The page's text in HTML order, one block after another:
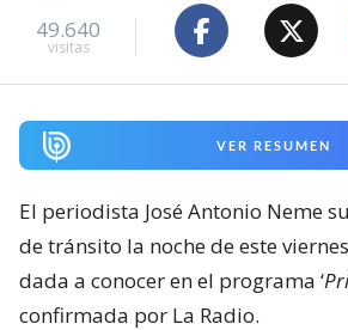
49.640
visitas
VER RESUMEN
El periodista José Antonio Neme
de tránsito la noche de este
dada a conocer en el programa ‘
confirmada por La Radio.